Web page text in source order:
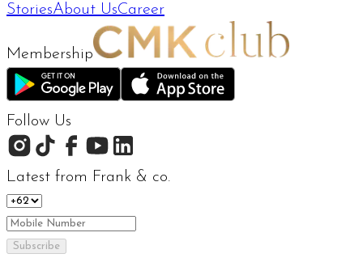
StoriesAbout UsCareer
Membership
Follow Us
Latest from Frank & co.
Subscribe